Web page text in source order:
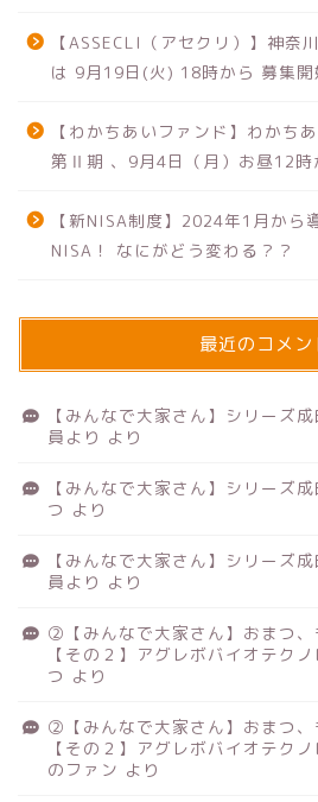
【ASSECLI（アセクリ）】神奈
は 9月19日(火) 18時から 募集開
【わかちあいファンド】わかち
第Ⅱ期 、9月4日（月）お昼12時
【新NISA制度】2024年1月から
NISA！ なにがどう変わる？？
最近のコメン
【みんなで大家さん】シリーズ
員より より
【みんなで大家さん】シリーズ
つ より
【みんなで大家さん】シリーズ
員より より
②【みんなで大家さん】おまつ、
【その２】アグレボバイオテク
つ より
②【みんなで大家さん】おまつ、
【その２】アグレボバイオテク
のファン より